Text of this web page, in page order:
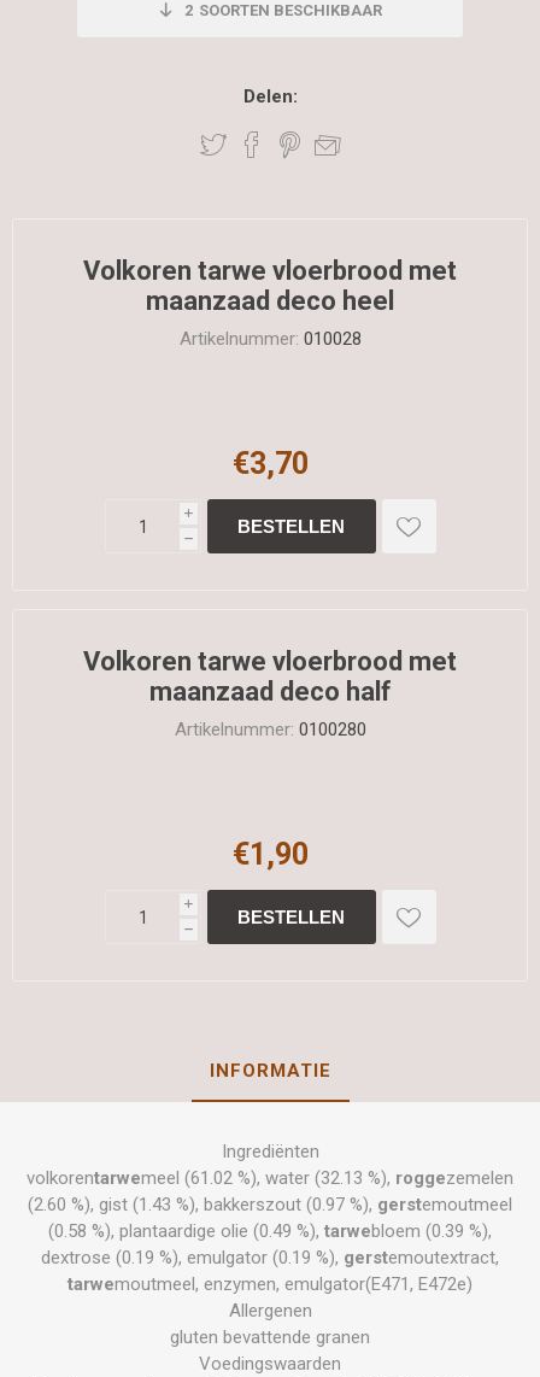
2 SOORTEN BESCHIKBAAR
Delen:
Volkoren tarwe vloerbrood met
maanzaad deco heel
Artikelnummer: 010028
€3,70
i
h
Volkoren tarwe vloerbrood met
maanzaad deco half
Artikelnummer: 0100280
€1,90
i
h
INFORMATIE
Ingrediënten
volkorentarwemeel (61.02 %), water (32.13 %), roggezemelen
(2.60 %), gist (1.43 %), bakkerszout (0.97 %), gerstemoutmeel
(0.58 %), plantaardige olie (0.49 %), tarwebloem (0.39 %),
dextrose (0.19 %), emulgator (0.19 %), gerstemoutextract,
tarwemoutmeel, enzymen, emulgator(E471, E472e)
Allergenen
gluten bevattende granen
Voedingswaarden